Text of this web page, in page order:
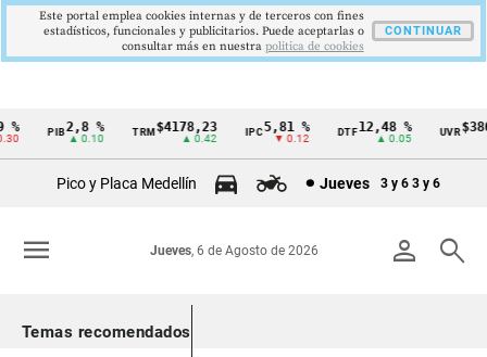
Cintillo
Colombia
PIB2,8 %
▲ 0.10
TRM$4178,23
▲ 0.42
IPC5,81 %
▼ 0.12
DTF12,48 %
▲ 0.05
UVR
Pico y Placa Medellín Jueves 3 y 6 3 y 6
person search
Jueves, 6 de Agosto de 2026
menu
Temas recomendados
Este portal emplea cookies internas y de terceros con fines
estadísticos, funcionales y publicitarios. Puede aceptarlas o
consultar más en nuestra politica de cookies
CONTINUAR